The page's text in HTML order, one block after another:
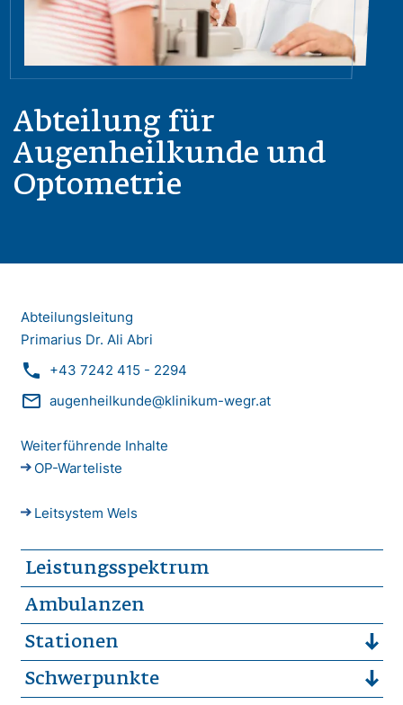
Abteilung für
Augenheilkunde und
Optometrie
Abteilungsleitung
Primarius Dr. Ali Abri
phone +43 7242 415 - 2294
mail_outline augenheilkunde@klinikum-wegr.at
Weiterführende Inhalte
OP-Warteliste
Leitsystem Wels
Leistungsspektrum
Ambulanzen
Stationen
Schwerpunkte